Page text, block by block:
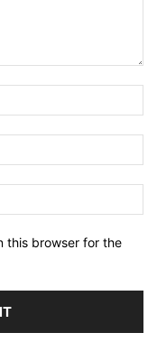
this browser for the